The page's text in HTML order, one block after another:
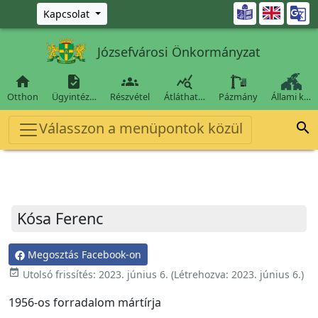
Ugrás a fő tartalomra
Kapcsolat 
Józsefvárosi Önkormányzat

Otthon

Ügyintéz…

Részvétel

Átláthat… Pázmány Állami k…
Válasszon a menüpontok közül 
Kósa Ferenc
Megosztás Facebook-on
event_available Utolsó frissítés: 2023. június 6. (Létrehozva: 2023. június 6.)
1956-os forradalom mártírja